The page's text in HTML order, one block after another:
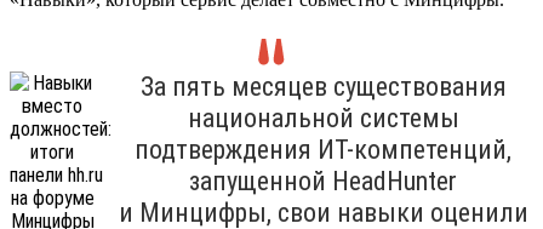
За пять месяцев существования
национальной системы
подтверждения ИТ-компетенций,
запущенной HeadHunter
и Минцифры, свои навыки оценили